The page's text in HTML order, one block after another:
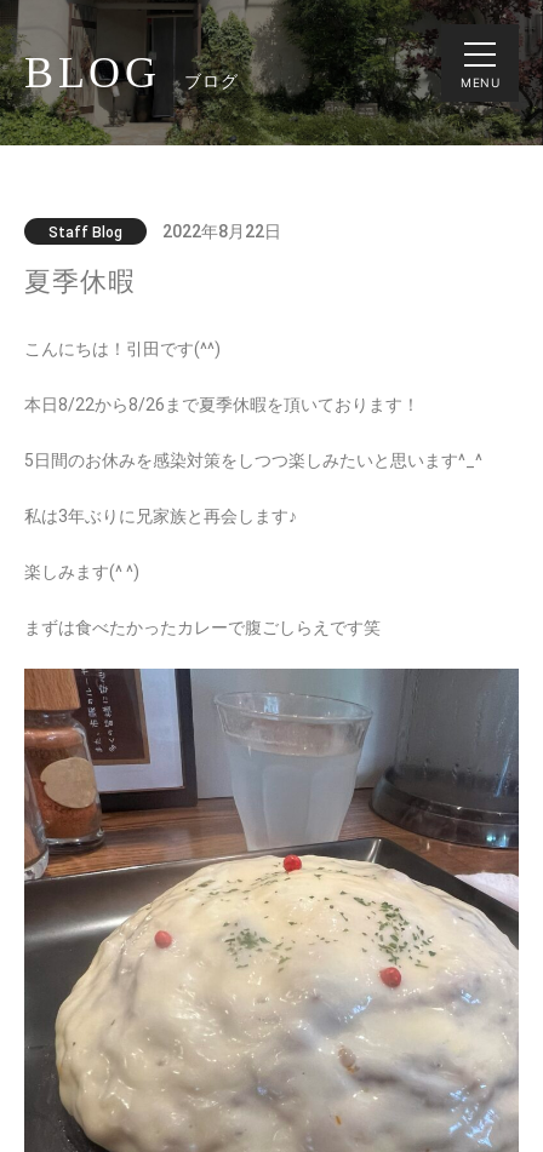
MENU
BLOG ブログ
Staff Blog 2022年8月22日
夏季休暇
こんにちは！引田です(^^)
本日8/22から8/26まで夏季休暇を頂いております！
5日間のお休みを感染対策をしつつ楽しみたいと思います^_^
私は3年ぶりに兄家族と再会します♪
楽しみます(^ ^)
まずは食べたかったカレーで腹ごしらえです笑